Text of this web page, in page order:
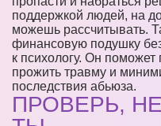
поддержкой людей, на
можешь рассчитывать.
финансовую подушку
к психологу. Он
прожить травму и
последствия абьюза.
ПРОВЕРЬ,